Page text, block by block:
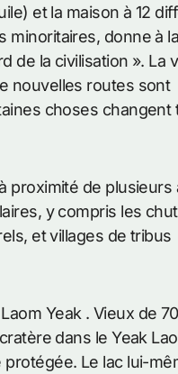
et la maison à 12
minoritaires, donne à
de la civilisation ». La
nouvelles routes sont
choses changent
proximité de plusieurs
y compris les
et villages de tribus
Laom Yeak . Vieux de
dans le Yeak
protégée. Le lac lui-